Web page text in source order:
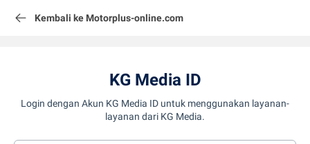
Kembali ke Motorplus-online.com
KG Media ID
Login dengan Akun KG Media ID untuk menggunakan layanan-
layanan dari KG Media.